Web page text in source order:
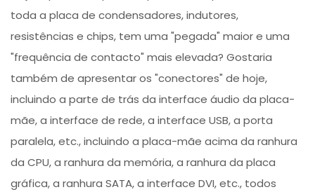
toda a placa de condensadores, indutores,
resistências e chips, tem uma "pegada" maior e uma
"frequência de contacto" mais elevada? Gostaria
também de apresentar os "conectores" de hoje,
incluindo a parte de trás da interface áudio da placa-
mãe, a interface de rede, a interface USB, a porta
paralela, etc., incluindo a placa-mãe acima da ranhura
da CPU, a ranhura da memória, a ranhura da placa
gráfica, a ranhura SATA, a interface DVI, etc., todos